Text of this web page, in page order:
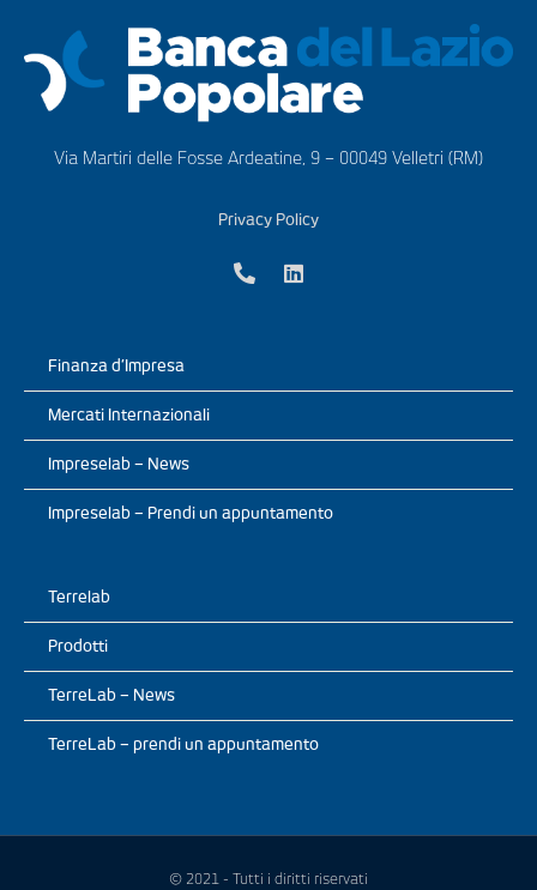
Via Martiri delle Fosse Ardeatine, 9 – 00049 Velletri (RM)
Privacy Policy
Finanza d’Impresa
Mercati Internazionali
Impreselab – News
Impreselab – Prendi un appuntamento
Terrelab
Prodotti
TerreLab – News
TerreLab – prendi un appuntamento
© 2021 - Tutti i diritti riservati